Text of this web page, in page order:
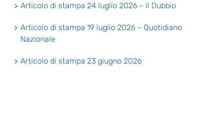
Articolo di stampa 24 luglio 2026 – Il Dubbio
Articolo di stampa 19 luglio 2026 – Quotidiano
Nazionale
Articolo di stampa 23 giugno 2026